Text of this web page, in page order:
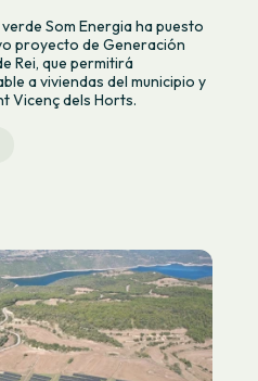
Som Energia ha puesto
proyecto de Generación
Rei, que permitirá
a viviendas del municipio y
Vicenç dels Horts.